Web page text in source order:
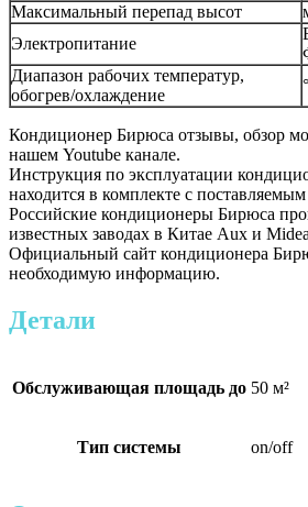
Максимальный перепад высот
Электропитание
Диапазон рабочих температур,
обогрев/охлаждение
Кондиционер Бирюса отзывы, обзор
нашем Youtube канале.
Инструкция по эксплуатации
находится в комплекте с
Российские кондиционеры Бирюса
известных заводах в Китае Aux и Midea
Официальный сайт кондиционера
необходимую информацию.
Детали
Обслуживающая площадь до 50 м²
Тип системы on/off